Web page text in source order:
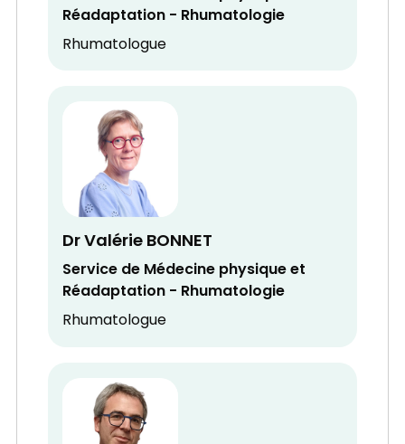
Réadaptation - Rhumatologie
Rhumatologue
Dr Valérie BONNET
Service de Médecine physique et
Réadaptation - Rhumatologie
Rhumatologue